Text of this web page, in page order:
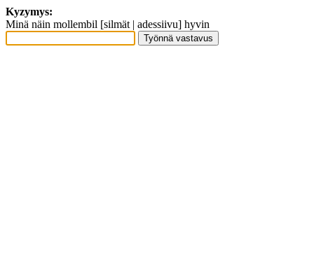
Kyzymys:
Minä näin mollembil [silmät | adessiivu] hyvin